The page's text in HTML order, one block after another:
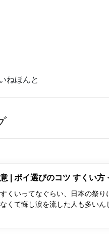
ねほんと
| ポイ選びのコツ すくい方
くいってなぐらい、日本の祭り
くて悔し涙を流した人も多いん